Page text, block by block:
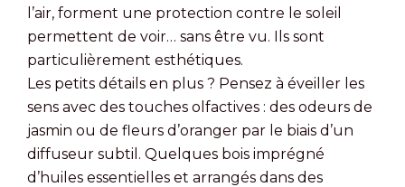
l’air, forment une protection contre le soleil
permettent de voir… sans être vu. Ils sont
particulièrement esthétiques.
Les petits détails en plus ? Pensez à éveiller les
sens avec des touches olfactives : des odeurs de
jasmin ou de fleurs d’oranger par le biais d’un
diffuseur subtil. Quelques bois imprégné
d’huiles essentielles et arrangés dans des